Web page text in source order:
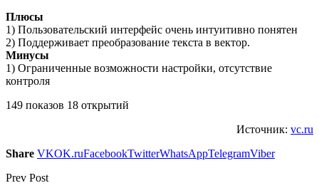
Плюсы
1) Пользовательский интерфейс очень интуитивно понятен
2) Поддерживает преобразование текста в вектор.
Минусы
1) Ограниченные возможности настройки, отсутствие
контроля
149 показов 18 открытий
Источник: vc.ru
Share VKOK.ruFacebookTwitterWhatsAppTelegramViber
Prev Post